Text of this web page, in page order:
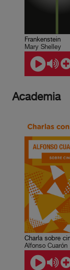
Frankenstein
Mary Shelley
Academia
Alfonso Cuarón